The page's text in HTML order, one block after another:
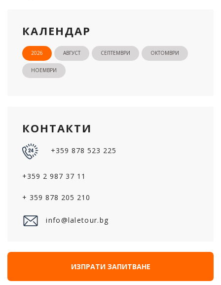
КАЛЕНДАР
2026 АВГУСТ СЕПТЕМВРИ ОКТОМВРИ
НОЕМВРИ
КОНТАКТИ
+359 878 523 225
+359 2 987 37 11
+ 359 878 205 210
info@laletour.bg
ИЗПРАТИ ЗАПИТВАНЕ